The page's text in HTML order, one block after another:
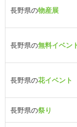
長野県の物産展
長野県の無料イベン
長野県の花イベント
長野県の祭り